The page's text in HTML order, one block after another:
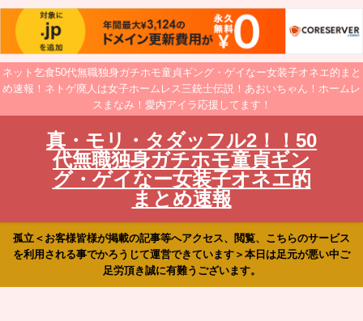
ネット乞食50代無職独身ガチホモ童貞ギング・ゲイなー女装子オネエ的まと
め速報！ネトゲ廃人は女子ホームレス三銃士伝説！あおいちゃん！ホームレ
スまなみ！愛内アイラ応援してます！
真・モリ・タダッフル2！！50
代無職独身ガチホモ童貞ギン
グ・ゲイなー女装子オネエ的
まとめ速報
孤立＜お客様皆様が掲載の記事等へアクセス、閲覧、こちらのサービス
を利用される事でかろうじて運営できています＞本日は足元が悪い中ご
足労頂き誠に有難うございます。